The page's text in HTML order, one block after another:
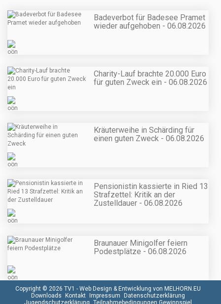
Badeverbot für Badesee Pramet
wieder aufgehoben - 06.08.2026
Charity-Lauf brachte 20.000 Euro
für guten Zweck ein - 06.08.2026
Kräuterweihe in Schärding für
einen guten Zweck - 06.08.2026
Pensionistin kassierte in Ried 13
Strafzettel: Kritik an der
Zustelldauer - 06.08.2026
Braunauer Minigolfer feiern
Podestplätze - 06.08.2026
Copyright © 2026 TV1 - Web Design & Entwicklung von MELHORN.EU
Downloads Kontakt Impressum Datenschutzerklärung
Jugendschutzerklärung Teilnahmebedingungen Gewinnspiel